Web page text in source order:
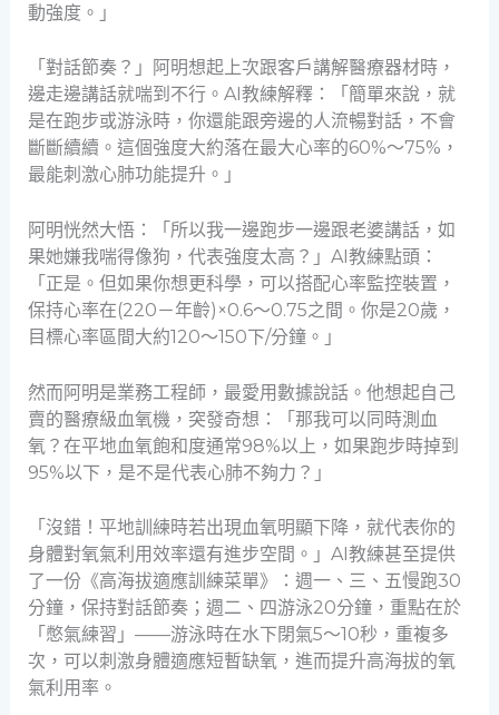
動強度。」
「對話節奏？」阿明想起上次跟客戶講解醫療器材時，
邊走邊講話就喘到不行。AI教練解釋：「簡單來說，就
是在跑步或游泳時，你還能跟旁邊的人流暢對話，不會
斷斷續續。這個強度大約落在最大心率的60%～75%，
最能刺激心肺功能提升。」
阿明恍然大悟：「所以我一邊跑步一邊跟老婆講話，如
果她嫌我喘得像狗，代表強度太高？」AI教練點頭：
「正是。但如果你想更科學，可以搭配心率監控裝置，
保持心率在(220－年齡)×0.6～0.75之間。你是20歲，
目標心率區間大約120～150下/分鐘。」
然而阿明是業務工程師，最愛用數據說話。他想起自己
賣的醫療級血氧機，突發奇想：「那我可以同時測血
氧？在平地血氧飽和度通常98%以上，如果跑步時掉到
95%以下，是不是代表心肺不夠力？」
「沒錯！平地訓練時若出現血氧明顯下降，就代表你的
身體對氧氣利用效率還有進步空間。」AI教練甚至提供
了一份《高海拔適應訓練菜單》：週一、三、五慢跑30
分鐘，保持對話節奏；週二、四游泳20分鐘，重點在於
「憋氣練習」——游泳時在水下閉氣5～10秒，重複多
次，可以刺激身體適應短暫缺氧，進而提升高海拔的氧
氣利用率。